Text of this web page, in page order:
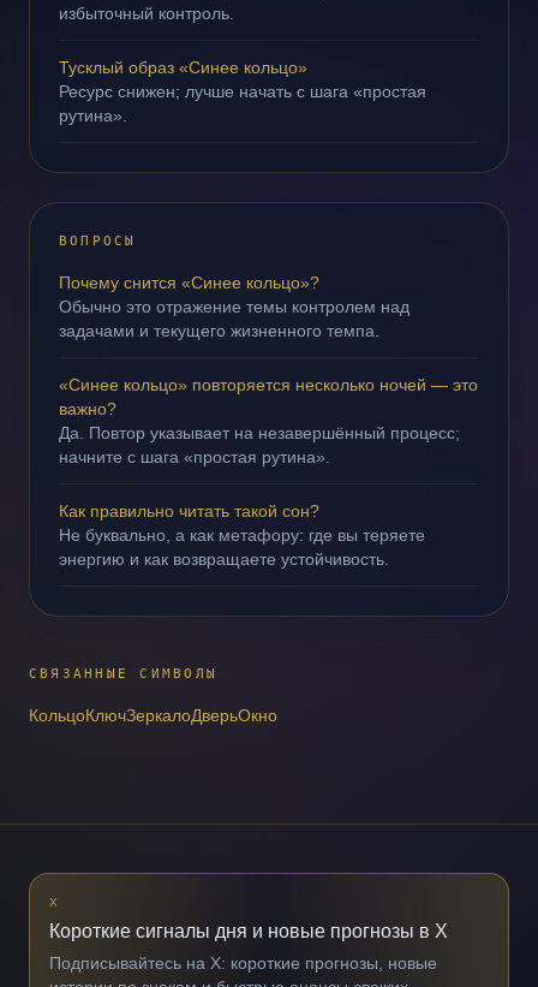
избыточный контроль.
Тусклый образ «Синее кольцо»
Ресурс снижен; лучше начать с шага «простая
рутина».
ВОПРОСЫ
Почему снится «Синее кольцо»?
Обычно это отражение темы контролем над
задачами и текущего жизненного темпа.
«Синее кольцо» повторяется несколько ночей — это
важно?
Да. Повтор указывает на незавершённый процесс;
начните с шага «простая рутина».
Как правильно читать такой сон?
Не буквально, а как метафору: где вы теряете
энергию и как возвращаете устойчивость.
СВЯЗАННЫЕ СИМВОЛЫ
КольцоКлючЗеркалоДверьОкно
X
Короткие сигналы дня и новые прогнозы в X
Подписывайтесь на X: короткие прогнозы, новые